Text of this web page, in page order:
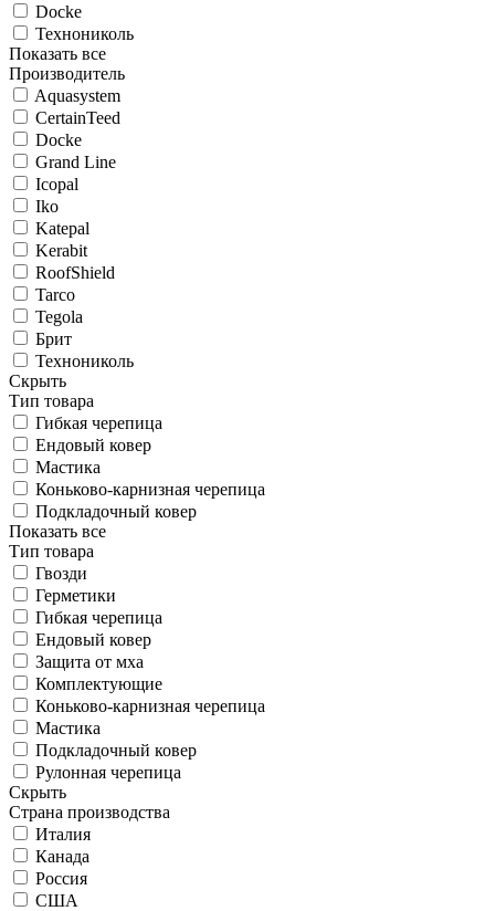
Docke
Технониколь
Показать все
Производитель
Aquasystem
CertainTeed
Docke
Grand Line
Icopal
Iko
Katepal
Kerabit
RoofShield
Tarco
Tegola
Брит
Технониколь
Скрыть
Тип товара
Гибкая черепица
Ендовый ковер
Мастика
Коньково-карнизная черепица
Подкладочный ковер
Показать все
Тип товара
Гвозди
Герметики
Гибкая черепица
Ендовый ковер
Защита от мха
Комплектующие
Коньково-карнизная черепица
Мастика
Подкладочный ковер
Рулонная черепица
Скрыть
Страна производства
Италия
Канада
Россия
США